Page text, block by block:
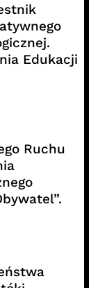
Edukacji
Ruchu